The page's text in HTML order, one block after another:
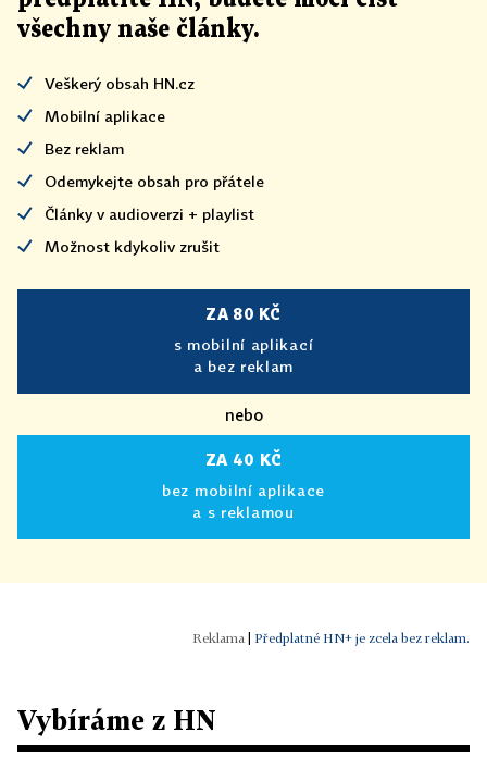
všechny naše články.
Veškerý obsah HN.cz
Mobilní aplikace
Bez reklam
Odemykejte obsah pro přátele
Články v audioverzi + playlist
Možnost kdykoliv zrušit
ZA 80 KČ
s mobilní aplikací
a bez reklam
nebo
ZA 40 KČ
bez mobilní aplikace
a s reklamou
Předplatné HN+ je zcela bez reklam.
Vybíráme z HN